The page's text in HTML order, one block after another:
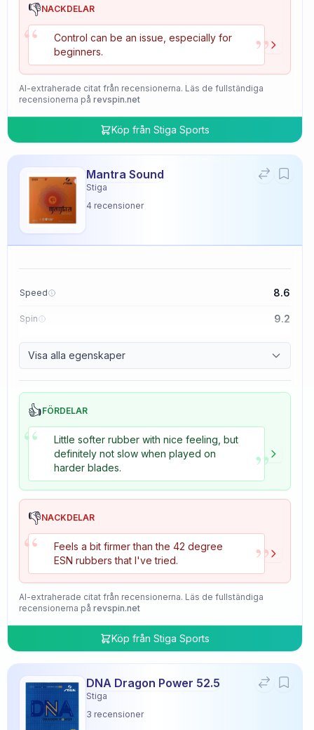
👎NACKDELAR
“
Control can be an issue, especially for
beginners.
”
AI-extraherade citat från recensionerna. Läs de fullständiga
recensionerna på revspin.net
Köp från Stiga Sports
Mantra Sound
Stiga
4 recensioner
Speed 8.6
Spin 9.2
Control 9.4
Tackiness 2.0
Visa alla egenskaper
👍FÖRDELAR
“
Little softer rubber with nice feeling, but
definitely not slow when played on
harder blades.
”
👎NACKDELAR
“
Feels a bit firmer than the 42 degree
ESN rubbers that I've tried.
”
AI-extraherade citat från recensionerna. Läs de fullständiga
recensionerna på revspin.net
Köp från Stiga Sports
DNA Dragon Power 52.5
Stiga
3 recensioner